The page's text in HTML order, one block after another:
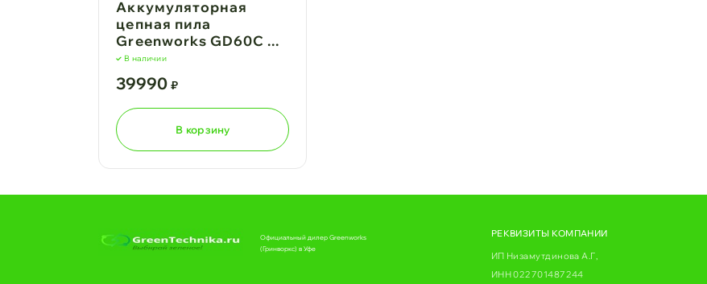
Аккумуляторная
цепная пила
Greenworks GD60C ...
В наличии
39990₽
В корзину
Официальный дилер Greenworks
(Гринворкс) в Уфе
РЕКВИЗИТЫ КОМПАНИИ
ИП Низамутдинова А.Г,
ИНН 022701487244